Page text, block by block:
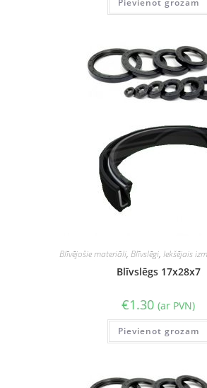
Blīvējošie materiāli, Blīvslēgi, Iekšējais
Blīvslēgs 17x28x7
€1.30 (ar PVN)
Pievienot grozam